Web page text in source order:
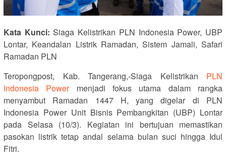
Kata Kunci: Siaga Kelistrikan PLN Indonesia Power, UBP
Lontar, Keandalan Listrik Ramadan, Sistem Jamali, Safari
Ramadan PLN
Teropongpost, Kab. Tangerang,-Siaga Kelistrikan PLN
Indonesia Powermenjadi fokus utama dalam rangka
menyambut Ramadan 1447 H, yang digelar di PLN
Indonesia PowerUnit Bisnis Pembangkitan (UBP) Lontar
pada Selasa (10/3). Kegiatan ini bertujuan memastikan
pasokan listrik tetap andal selama bulan suci hingga Idul
Fitri.